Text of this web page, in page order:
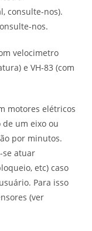
consulte-nos).
nos.
velocimetro
e VH-83 (com
motores elétricos
um eixo ou
por minutos.
se atuar
etc) caso
Para isso
(ver